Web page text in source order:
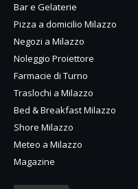
Bar e Gelaterie
Pizza a domicilio Milazzo
Negozi a Milazzo
Noleggio Proiettore
Farmacie di Turno
Traslochi a Milazzo
Bed & Breakfast Milazzo
Shore Milazzo
Meteo a Milazzo
Magazine